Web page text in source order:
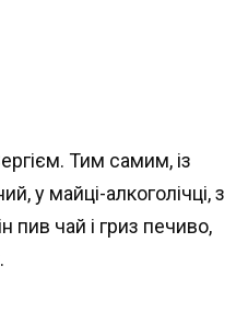
Тим самим, із
у майці-алкоголічці, з
пив чай і гриз печиво,